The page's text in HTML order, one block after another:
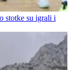
stotke su igrali i